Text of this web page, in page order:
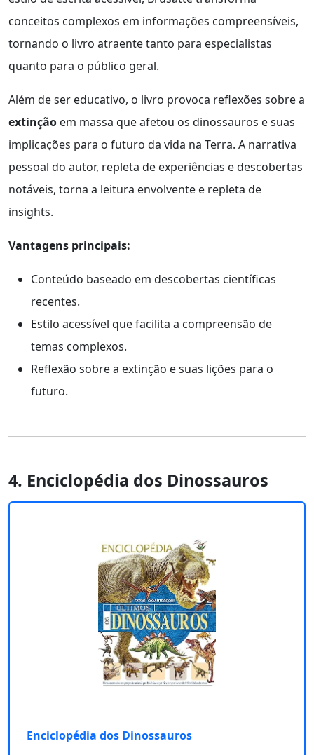
conceitos complexos em informações compreensíveis,
tornando o livro atraente tanto para especialistas
quanto para o público geral.
Além de ser educativo, o livro provoca reflexões sobre a
extinção em massa que afetou os dinossauros e suas
implicações para o futuro da vida na Terra. A narrativa
pessoal do autor, repleta de experiências e descobertas
notáveis, torna a leitura envolvente e repleta de
insights.
Vantagens principais:
Conteúdo baseado em descobertas científicas
recentes.
Estilo acessível que facilita a compreensão de
temas complexos.
Reflexão sobre a extinção e suas lições para o
futuro.
4. Enciclopédia dos Dinossauros
Enciclopédia dos Dinossauros